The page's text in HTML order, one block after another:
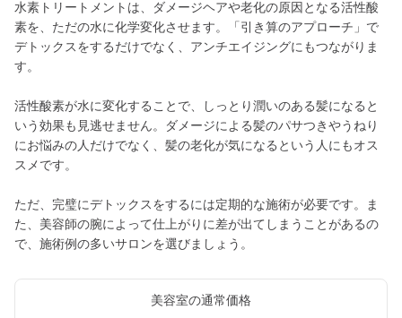
水素トリートメントは、ダメージヘアや老化の原因となる活性酸
素を、ただの水に化学変化させます。「引き算のアプローチ」で
デトックスをするだけでなく、アンチエイジングにもつながりま
す。
活性酸素が水に変化することで、しっとり潤いのある髪になると
いう効果も見逃せません。ダメージによる髪のパサつきやうねり
にお悩みの人だけでなく、髪の老化が気になるという人にもオス
スメです。
ただ、完璧にデトックスをするには定期的な施術が必要です。ま
た、美容師の腕によって仕上がりに差が出てしまうことがあるの
で、施術例の多いサロンを選びましょう。
美容室の通常価格